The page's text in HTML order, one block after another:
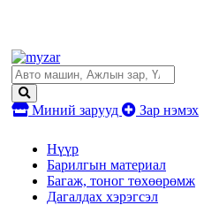
Миний зарууд Зар нэмэх
Нүүр
Барилгын материал
Багаж, тоног төхөөрөмж
Дагалдах хэрэгсэл